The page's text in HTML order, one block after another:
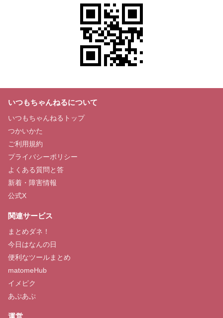
いつもちゃんねるについて
いつもちゃんねるトップ
つかいかた
ご利用規約
プライバシーポリシー
よくある質問と答
新着・障害情報
公式X
関連サービス
まとめダネ！
今日はなんの日
便利なツールまとめ
matomeHub
イメピク
あぷあぷ
運営